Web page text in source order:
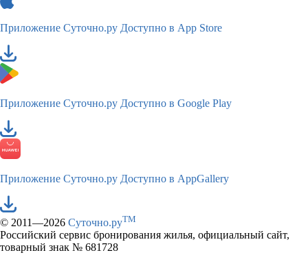
Приложение Суточно.ру Доступно в App Store
Приложение Суточно.ру Доступно в Google Play
Приложение Суточно.ру Доступно в AppGallery
© 2011—2026 Суточно.руTM
Российский сервис бронирования жилья, официальный сайт,
товарный знак № 681728